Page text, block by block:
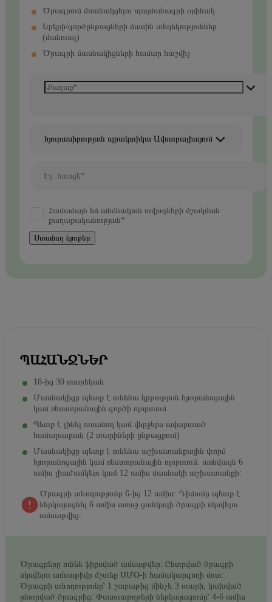
Ծրագրում մասնակցելու պայմանագրի օրինակ
Երկրի/գործընթացների մասին տեղեկություններ
(մանուալ)
Ծրագրի մասնակիցների համար հաշվիչ
հյուրասիրության պրակտիկա Ավստրալիայում
Էլ. հասցե*
Համաձայն եմ անձնական տվյալների մշակման
քաղաքականության*
Ստանալ նյութեր
ՊԱՀԱՆՋՆԵՐ
18-ից 30 տարեկան
Մասնակիցը պետք է ունենա կրթություն հյուրանոցային
կամ ռեստորանային գործի ոլորտում
Պետք է լինել ուսանող կամ վերջերս ավարտած
համալսարան (2 տարիների ընթացքում)
Մասնակիցը պետք է ունենա աշխատանքային փորձ
հյուրանոցային կամ ռեստորանային ոլորտում. առնվազն 6
ամիս լիաժամկետ կամ 12 ամիս մասնակի աշխատանքի:
Ծրագրի տևողությունը 6-ից 12 ամիս: Դիմումը պետք է
ներկայացնել 6 ամիս առաջ ցանկալի ծրագրի սկսվելու
ամսաթվից:
Ծրագրերը ունեն ֆիքսված ամսաթվեր: Ընտրված ծրագրի
սկսվելու ամսաթիվը ճշտեք ՍՄՕ-ի համակարգողի մոտ:
Ծրագրի տևողությունը՝ 1 շաբաթից մինչև 3 տարի, կախված
ընտրված ծրագրից: Փաստաթղթերի ներկայացումը՝ 4-6 ամիս